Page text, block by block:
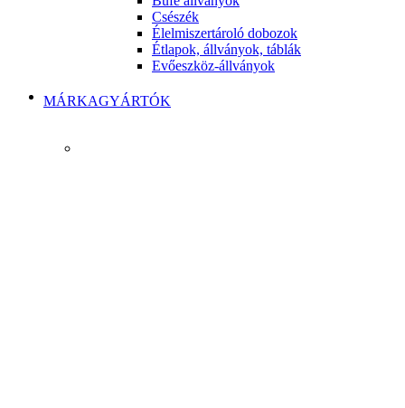
Csészék
Élelmiszertároló dobozok
Étlapok, állványok, táblák
Evőeszköz-állványok
MÁRKAGYÁRTÓK